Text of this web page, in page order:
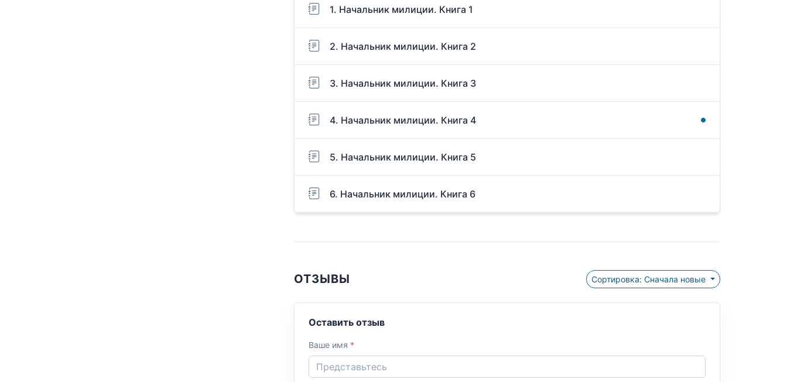
1. Начальник милиции. Книга 1
2. Начальник милиции. Книга 2
3. Начальник милиции. Книга 3
4. Начальник милиции. Книга 4
5. Начальник милиции. Книга 5
6. Начальник милиции. Книга 6
ОТЗЫВЫ Сортировка: Сначала новые
Оставить отзыв
Ваше имя *